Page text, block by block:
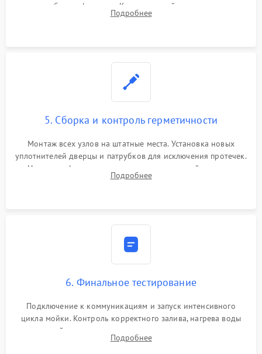
патрубках и фильтрах. Компонентный ремонт платы
управления, восстановление поврежденной проводки.
Подробнее
5. Сборка и контроль герметичности
Монтаж всех узлов на штатные места. Установка новых
уплотнителей дверцы и патрубков для исключения протечек.
Надежная фиксация хомутов гидравлической системы,
сборка корпуса и установка датчика поплавка.
Подробнее
6. Финальное тестирование
Подключение к коммуникациям и запуск интенсивного
цикла мойки. Контроль корректного залива, нагрева воды
до нужной температуры, отсутствия посторонних шумов,
штатного слива и абсолютной сухости в поддоне.
Подробнее